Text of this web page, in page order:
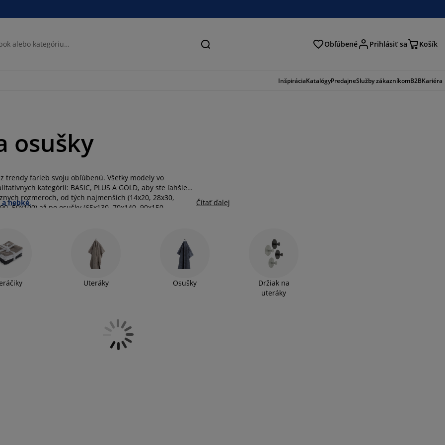
Hľadať Obľúbené Prihlásiť sa Košík
InšpiráciaKatalógyPredajneSlužby zákazníkomB2BKariéra
osušky
trendy farieb svoju obľúbenú. Všetky modely vo
kategórií: BASIC, PLUS A GOLD, aby ste ľahšie
rozmeroch, od tých najmenších (14x20, 28x30,
50x100) až po osušky (65x130, 70x140, 90x150,
hebké. Čítať ďalej
Uteráky Osušky
Držiak na
uteráky